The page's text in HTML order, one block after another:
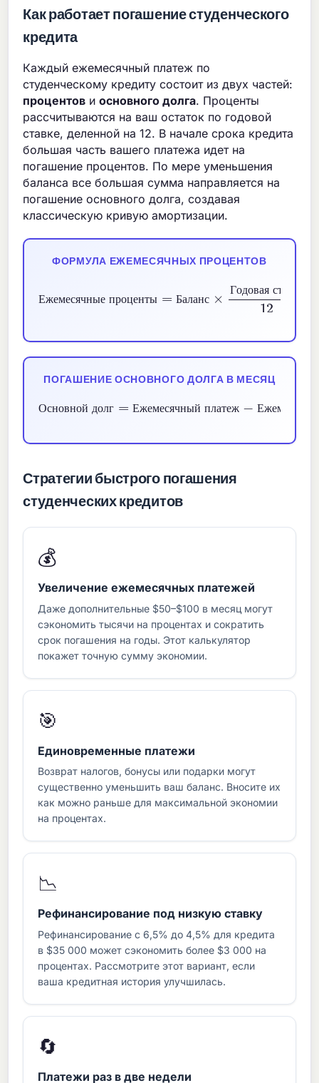
Как работает погашение студенческого
кредита
Каждый ежемесячный платеж по
студенческому кредиту состоит из двух частей:
процентов иосновного долга. Проценты
рассчитываются на ваш остаток по годовой
ставке, деленной на 12. В начале срока кредита
большая часть вашего платежа идет на
погашение процентов. По мере уменьшения
баланса все большая сумма направляется на
погашение основного долга, создавая
классическую кривую амортизации.
ФОРМУЛА ЕЖЕМЕСЯЧНЫХ ПРОЦЕНТОВ
Еж ем е ся чны е п р оц ен ты Балан с
Г о до в ая ст
ПОГАШЕНИЕ ОСНОВНОГО ДОЛГА В МЕСЯЦ
О сн овн ой д олг Еж ем е ся чный пла т еж Е жем
Основной долг
Ежемесячный платеж Ежемесячные проценты
Стратегии быстрого погашения
студенческих кредитов
💰
Увеличение ежемесячных платежей
Даже дополнительные $50–$100 в месяц могут
сэкономить тысячи на процентах и сократить
срок погашения на годы. Этот калькулятор
покажет точную сумму экономии.
🎯
Единовременные платежи
Возврат налогов, бонусы или подарки могут
существенно уменьшить ваш баланс. Вносите их
как можно раньше для максимальной экономии
на процентах.
📉
Рефинансирование под низкую ставку
Рефинансирование с 6,5% до 4,5% для кредита
в $35 000 может сэкономить более $3 000 на
процентах. Рассмотрите этот вариант, если
ваша кредитная история улучшилась.
🔄
Платежи раз в две недели